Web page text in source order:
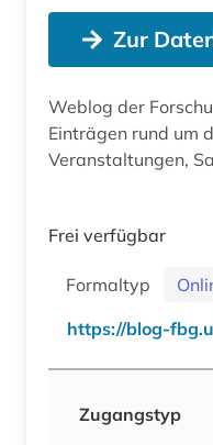
Zur
Weblog der
Einträgen rund um
Veranstaltungen,
Frei verfügbar
Formaltyp
https://blog-
Zugangstyp